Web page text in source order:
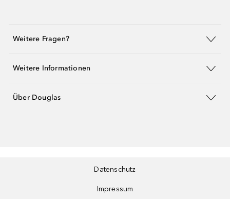
Weitere Fragen?
Weitere Informationen
Über Douglas
Datenschutz
Impressum